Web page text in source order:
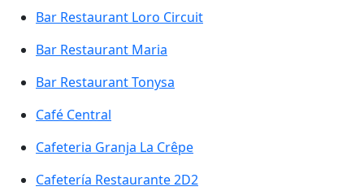
Bar Restaurant Loro Circuit
Bar Restaurant Maria
Bar Restaurant Tonysa
Café Central
Cafeteria Granja La Crêpe
Cafetería Restaurante 2D2